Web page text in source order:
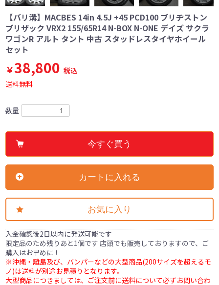
【バリ溝】MACBES 14in 4.5J +45 PCD100 ブリヂストン
ブリザック VRX2 155/65R14 N-BOX N-ONE デイズ サクラ
ワゴンR アルト タント 中古 スタッドレスタイヤホイール
セット
￥38,800 税込
送料無料
数量
今すぐ買う
カートに入れる
お気に入り
入金確認後2日以内に発送可能です
限定品のため残りあと1個です 店頭でも販売しておりますので、ご
購入はお早めに！
※沖縄・離島及び、バンパーなどの大型商品(200サイズを超えるモ
ノ)は送料が別途お見積りとなります。
大型商品につきましては、ご注文前に送料について必ずお問い合わ